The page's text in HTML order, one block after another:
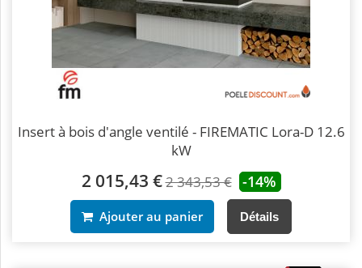
Insert à bois d'angle ventilé - FIREMATIC Lora-D 12.6
kW
2 015,43 €2 343,53 € -14%
Ajouter au panier Détails